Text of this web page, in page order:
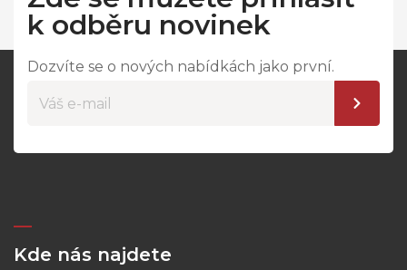
k odběru novinek
Dozvíte se o nových nabídkách jako první.
Kde nás najdete